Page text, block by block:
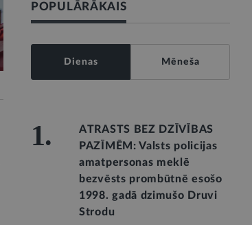
POPULĀRĀKAIS
Dienas Mēneša
1.
ATRASTS BEZ DZĪVĪBAS
PAZĪMĒM: Valsts policijas
amatpersonas meklē
bezvēsts prombūtnē esošo
1998. gadā dzimušo Druvi
Strodu